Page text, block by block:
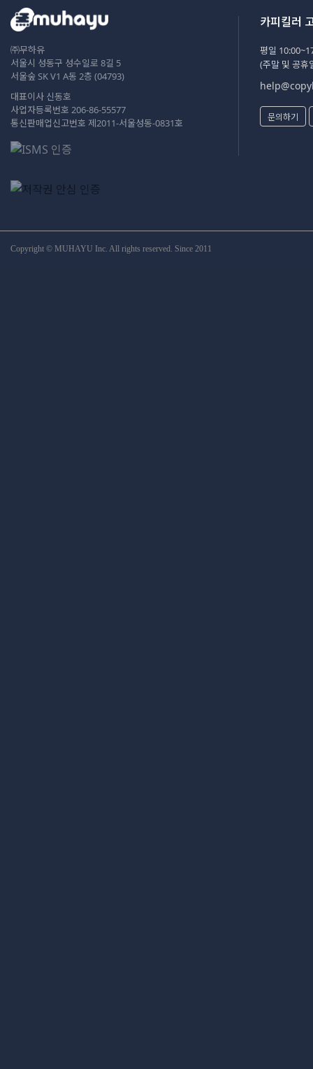
㈜무하유
서울시 성동구 성수일로 8길 5
서울숲 SK V1 A동 2층 (04793)
대표이사 신동호
사업자등록번호 206-86-55577
통신판매업신고번호 제2011-서울성동-0831호
카피킬러
평일
(주말 및 공휴
문의하기
Copyright © MUHAYU Inc. All rights reserved. Since 2011